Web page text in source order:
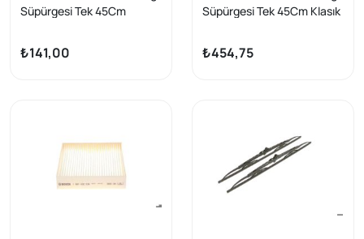
Süpürgesi Tek 45Cm
Kangoo, Laguna
₺141,00
Süpürgesi Tek 45Cm Klasık
Honda Civic 2017> Ford
Ranger 99-12
₺454,75